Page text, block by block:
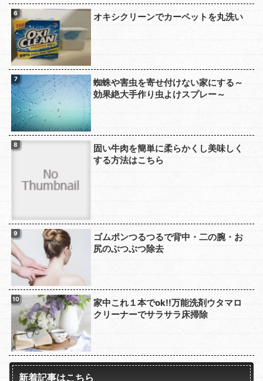
オキシクリーンでカーペットを丸洗い
蜘蛛や害虫を寄せ付けない家にする～
効果絶大手作り虫よけスプレー～
固い牛肉を簡単に柔らかくし美味しく
する方法はこちら
ゴムポンつるつるで背中・二の腕・お
尻のぶつぶつ除去
家中これ１本でok!!万能洗剤ウタマロ
クリーナーでサラサラ床掃除
新着記事はこちら